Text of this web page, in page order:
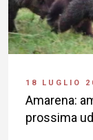
18 LUGLIO
Amarena:
prossima